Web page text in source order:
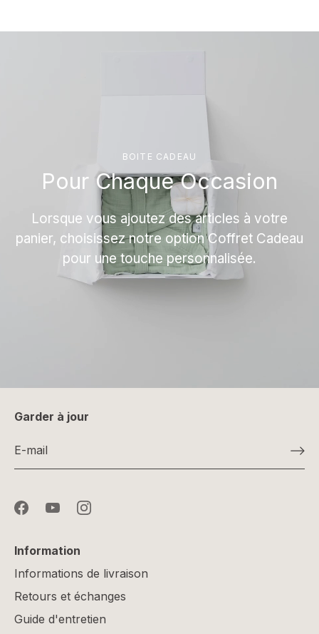
BOITE CADEAU
Pour Chaque Occasion
Lorsque vous ajoutez des articles à votre
panier, choisissez notre option Coffret Cadeau
pour une touche personnalisée.
Garder à jour
Information
Informations de livraison
Retours et échanges
Guide d'entretien